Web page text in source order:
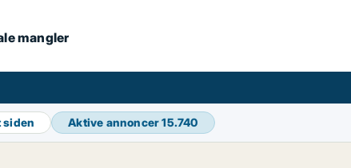
mangler
siden Aktive annoncer15.740